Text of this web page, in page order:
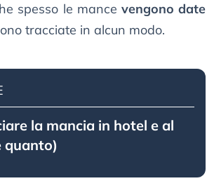
spesso le mance vengono date
tracciate in alcun modo.
la mancia in hotel e al
quanto)